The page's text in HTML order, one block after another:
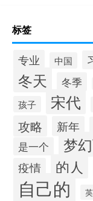
标签
专业 中国
冬天 冬季
孩子 宋代
攻略 新年
是一个 梦
疫情 的人
自己的